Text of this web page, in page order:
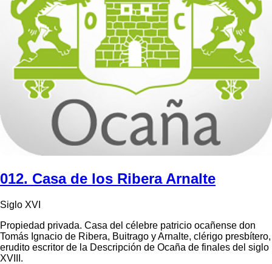
012. Casa de los Ribera Arnalte
Siglo XVI
Propiedad privada. Casa del célebre patricio ocañense don
Tomás Ignacio de Ribera, Buitrago y Arnalte, clérigo presbítero,
erudito escritor de la Descripción de Ocaña de finales del siglo
XVIII.